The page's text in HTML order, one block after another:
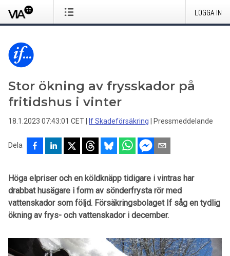
LOGGA IN
Stor ökning av frysskador på
fritidshus i vinter
18.1.2023 07:43:01 CET If Skadeförsäkring Pressmeddelande
Dela
Höga elpriser och en köldknäpp tidigare i vintras har
drabbat husägare i form av sönderfrysta rör med
vattenskador som följd. Försäkringsbolaget If såg en tydlig
ökning av frys- och vattenskador i december.